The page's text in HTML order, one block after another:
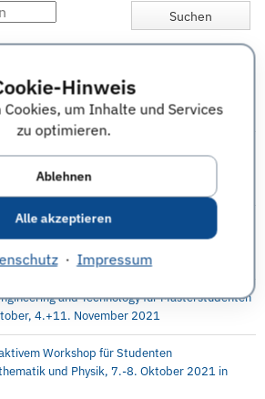
Hinweis
um Inhalte und Services
zu optimieren.
Ablehnen
Alle akzeptieren
· Impressum
Transformation als berufsintegrierter
Berlin Professional School (HWR Berlin)
Event für Studentinnen und Absolventinnen –
Direkteinstieg möglich, 5.-6. Oktober
Karriere Workshop in Digital Engineering für
Young Professionals 29.
and Technology für Masterstudenten
4.+11. November 2021
Workshop für Studenten
und Physik, 7.-8. Oktober 2021 in